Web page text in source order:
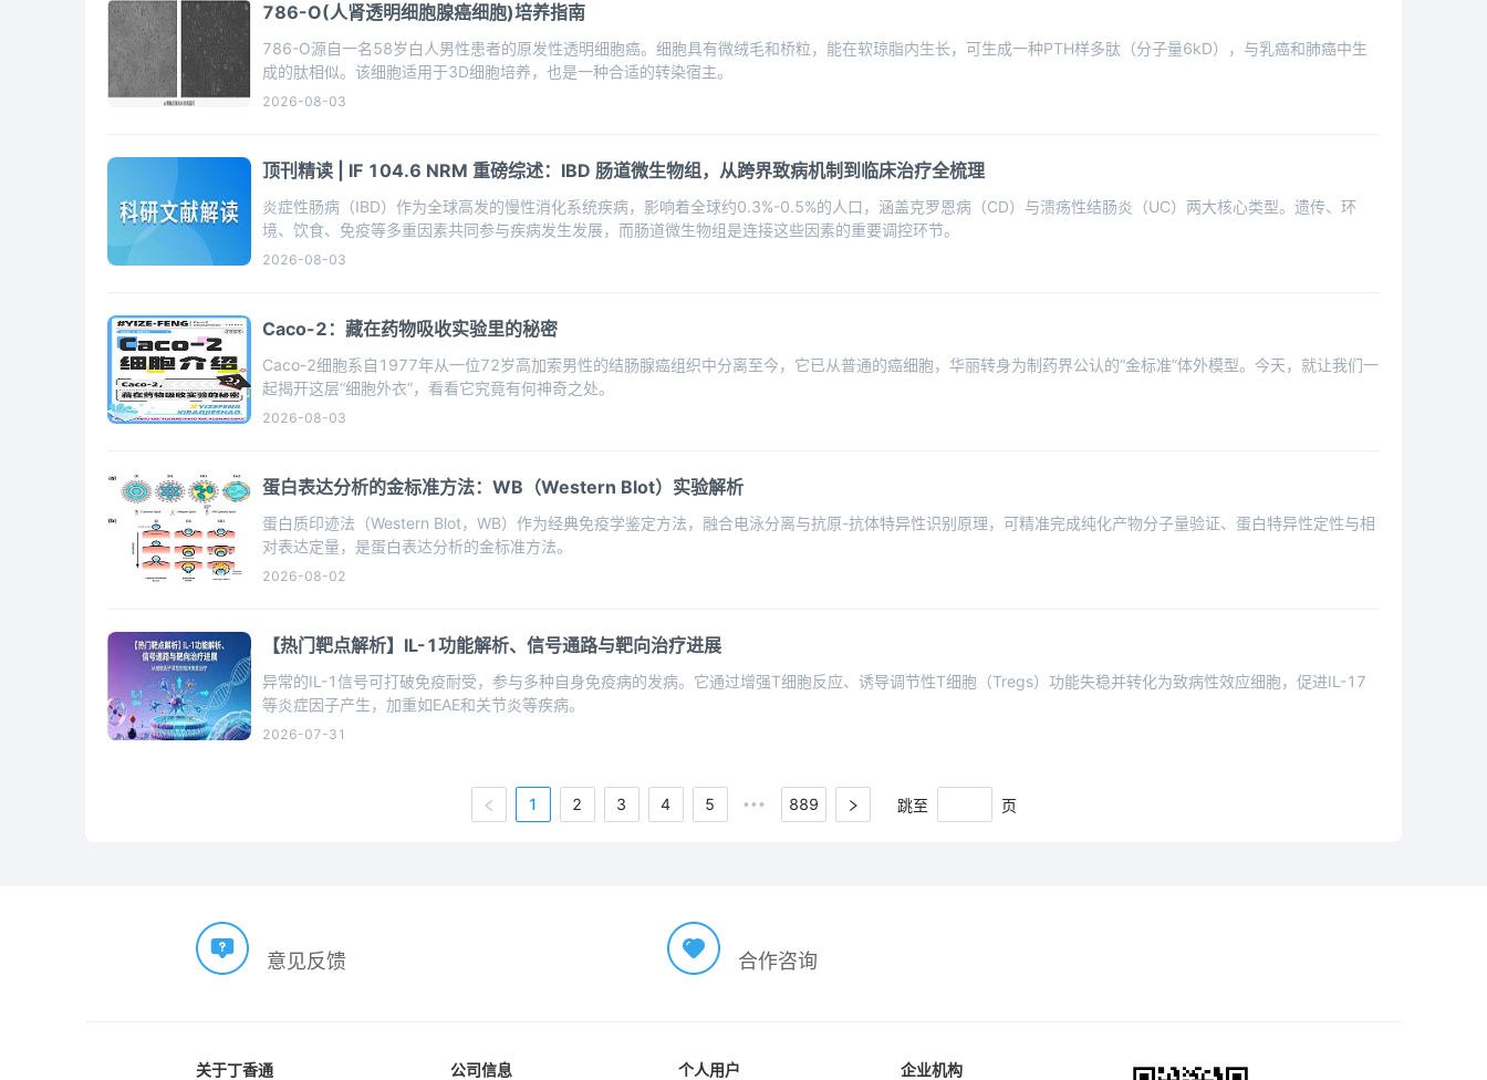
786-O(人肾透明细胞腺癌细胞)培养指南
786-O源自一名58岁白人男性患者的原发性透明细胞癌。细胞具有微绒毛和桥粒，能在软琼脂内生长，可生成一种PTH样多肽（分子量6kD），与乳癌和肺癌中生
成的肽相似。该细胞适用于3D细胞培养，也是一种合适的转染宿主。
2026-08-03
顶刊精读 | IF 104.6 NRM 重磅综述：IBD 肠道微生物组，从跨界致病机制到临床治疗全梳理
炎症性肠病（IBD）作为全球高发的慢性消化系统疾病，影响着全球约0.3%-0.5%的人口，涵盖克罗恩病（CD）与溃疡性结肠炎（UC）两大核心类型。遗传、环
境、饮食、免疫等多重因素共同参与疾病发生发展，而肠道微生物组是连接这些因素的重要调控环节。
2026-08-03
Caco-2：藏在药物吸收实验里的秘密
Caco-2细胞系自1977年从一位72岁高加索男性的结肠腺癌组织中分离至今，它已从普通的癌细胞，华丽转身为制药界公认的“金标准”体外模型。今天，就让我们一
起揭开这层“细胞外衣”，看看它究竟有何神奇之处。
2026-08-03
蛋白表达分析的金标准方法：WB（Western Blot）实验解析
蛋白质印迹法（Western Blot，WB）作为经典免疫学鉴定方法，融合电泳分离与抗原-抗体特异性识别原理，可精准完成纯化产物分子量验证、蛋白特异性定性与相
对表达定量，是蛋白表达分析的金标准方法。
2026-08-02
【热门靶点解析】IL-1功能解析、信号通路与靶向治疗进展
异常的IL-1信号可打破免疫耐受，参与多种自身免疫病的发病。它通过增强T细胞反应、诱导调节性T细胞（Tregs）功能失稳并转化为致病性效应细胞，促进IL-17
等炎症因子产生，加重如EAE和关节炎等疾病。
2026-07-31
1 2 3 4 5 ••• 889 跳至 页
意见反馈 合作咨询
关于丁香通 公司信息 个人用户 企业机构